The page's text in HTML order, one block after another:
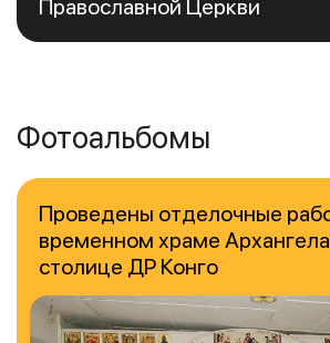
Православной Церкви
Фотоальбомы
Проведены отделочные
временном храме
столице ДР Конго